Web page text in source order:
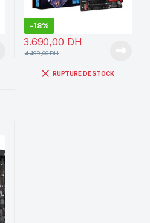
-18%
3.690,00 DH
4.499,00DH
RUPTURE DE STOCK